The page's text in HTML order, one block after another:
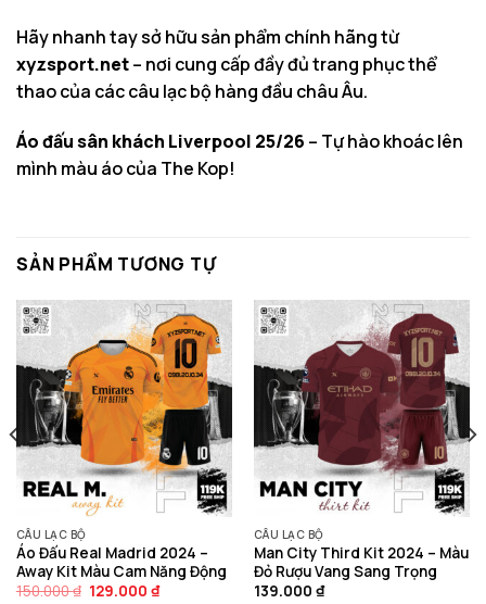
Hãy nhanh tay sở hữu sản phẩm chính hãng từ
xyzsport.net– nơi cung cấp đầy đủ trang phục thể
thao của các câu lạc bộ hàng đầu châu Âu.
Áo đấu sân khách Liverpool 25/26 – Tự hào khoác lên
mình màu áo của The Kop!
SẢN PHẨM TƯƠNG TỰ
CÂU LẠC BỘ
Áo Đấu Real Madrid 2024 –
Away Kit Màu Cam Năng Động
150.000₫ Giá
129.000 ₫Giá
CÂU LẠC BỘ
Man City Third Kit 2024 – Màu
Đỏ Rượu Vang Sang Trọng
139.000 ₫